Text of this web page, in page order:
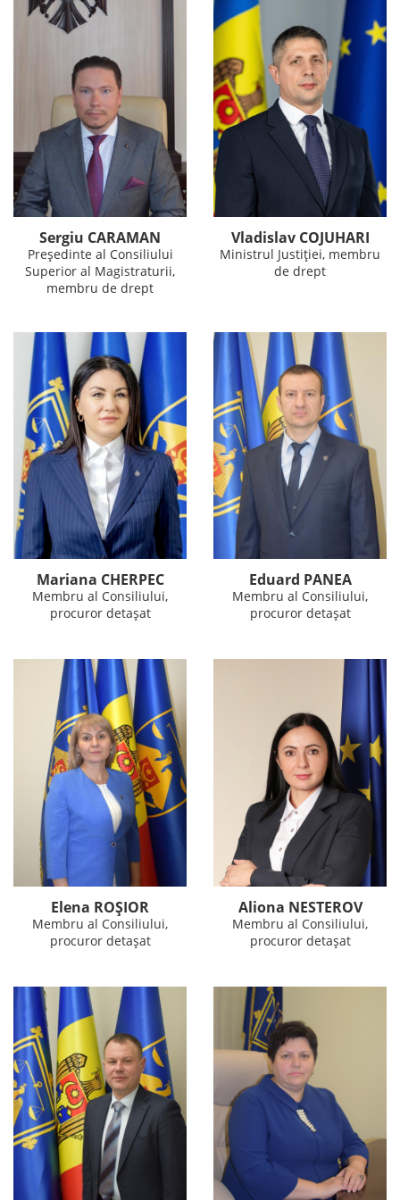
Sergiu CARAMAN
Președinte al Consiliului
Superior al Magistraturii,
membru de drept
Vladislav COJUHARI
Ministrul Justiției, membru
de drept
Mariana CHERPEC
Membru al Consiliului,
procuror detașat
Eduard PANEA
Membru al Consiliului,
procuror detașat
Elena ROȘIOR
Membru al Consiliului,
procuror detașat
Aliona NESTEROV
Membru al Consiliului,
procuror detașat